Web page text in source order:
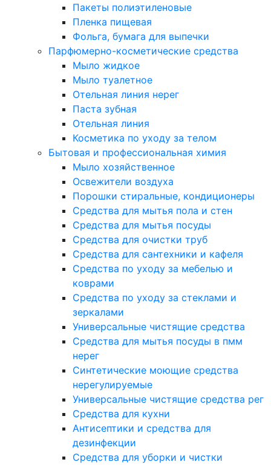
Пакеты полиэтиленовые
Пленка пищевая
Фольга, бумага для выпечки
Парфюмерно-косметические средства
Мыло жидкое
Мыло туалетное
Отельная линия нерег
Паста зубная
Отельная линия
Косметика по уходу за телом
Бытовая и профессиональная химия
Мыло хозяйственное
Освежители воздуха
Порошки стиральные, кондиционеры
Средства для мытья пола и стен
Средства для мытья посуды
Средства для очистки труб
Средства для сантехники и кафеля
Средства по уходу за мебелью и
коврами
Средства по уходу за стеклами и
зеркалами
Универсальные чистящие средства
Средства для мытья посуды в пмм
нерег
Синтетические моющие средства
нерегулируемые
Универсальные чистящие средства рег
Средства для кухни
Антисептики и средства для
дезинфекции
Средства для уборки и чистки